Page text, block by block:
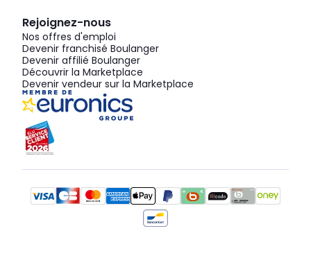
Rejoignez-nous
Nos offres d'emploi
Devenir franchisé Boulanger
Devenir affilié Boulanger
Découvrir la Marketplace
Devenir vendeur sur la Marketplace